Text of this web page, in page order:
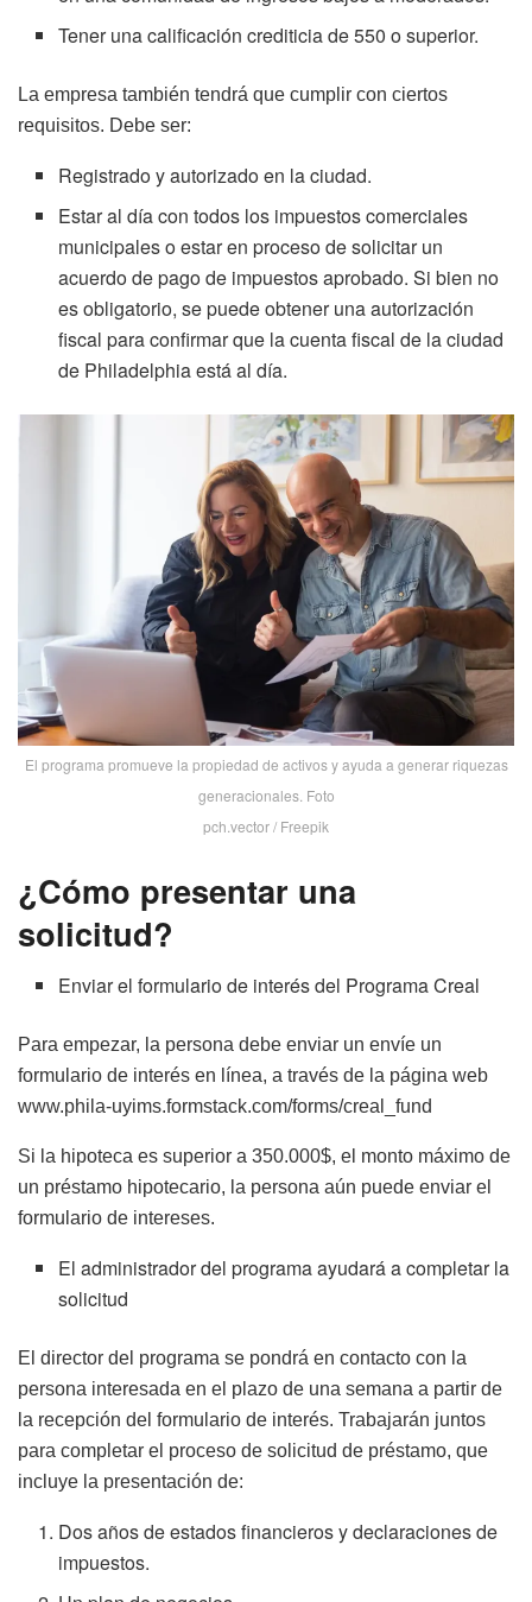
Tener una calificación crediticia de 550 o superior.
La empresa también tendrá que cumplir con ciertos
requisitos. Debe ser:
Registrado y autorizado en la ciudad.
Estar al día con todos los impuestos comerciales
municipales o estar en proceso de solicitar un
acuerdo de pago de impuestos aprobado. Si bien no
es obligatorio, se puede obtener una autorización
fiscal para confirmar que la cuenta fiscal de la ciudad
de Philadelphia está al día.
El programa promueve la propiedad de activos y ayuda a generar riquezas
generacionales. Foto
pch.vector / Freepik
¿Cómo presentar una
solicitud?
Enviar el formulario de interés del Programa Creal
Para empezar, la persona debe enviar un envíe un
formulario de interés en línea, a través de la página web
www.phila-uyims.formstack.com/forms/creal_fund
Si la hipoteca es superior a 350.000$, el monto máximo de
un préstamo hipotecario, la persona aún puede enviar el
formulario de intereses.
El administrador del programa ayudará a completar la
solicitud
El director del programa se pondrá en contacto con la
persona interesada en el plazo de una semana a partir de
la recepción del formulario de interés. Trabajarán juntos
para completar el proceso de solicitud de préstamo, que
incluye la presentación de:
Dos años de estados financieros y declaraciones de
impuestos.